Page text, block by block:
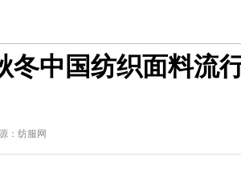
冬中国纺织面料流
纺服网